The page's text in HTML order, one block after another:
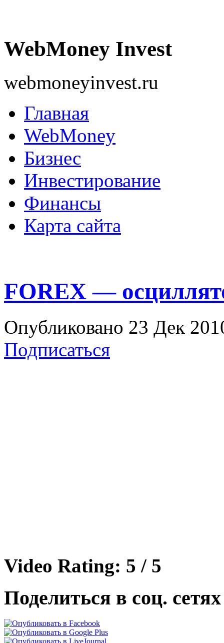
WebMoney Invest
webmoneyinvest.ru
Главная
WebMoney
Бизнес
Инвестирование
Финансы
Карта сайта
FOREX —
Опубликовано 23 Дек
Подписаться
Video Rating: 5 / 5
Поделиться в соц. сетях